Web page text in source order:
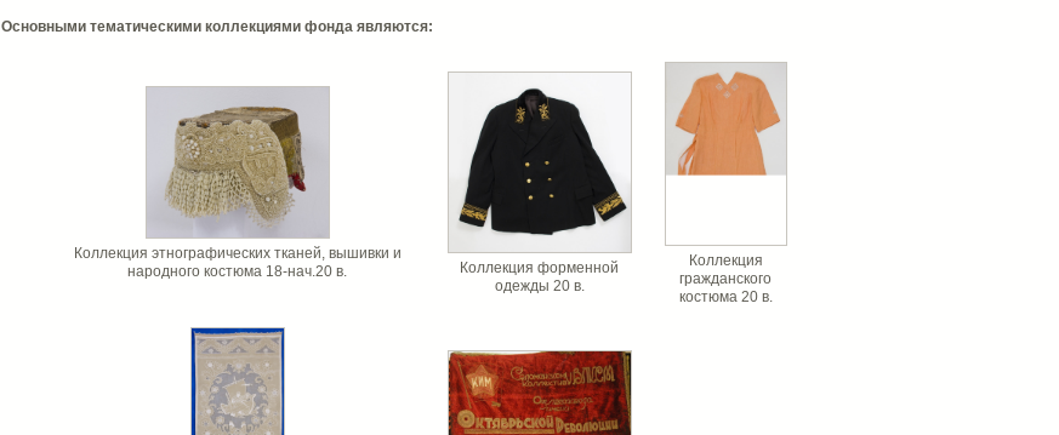
Основными тематическими коллекциями фонда являются:
Коллекция этнографических тканей, вышивки и
народного костюма 18-нач.20 в.
Коллекция форменной
одежды 20 в.
Коллекция
гражданского
костюма 20 в.